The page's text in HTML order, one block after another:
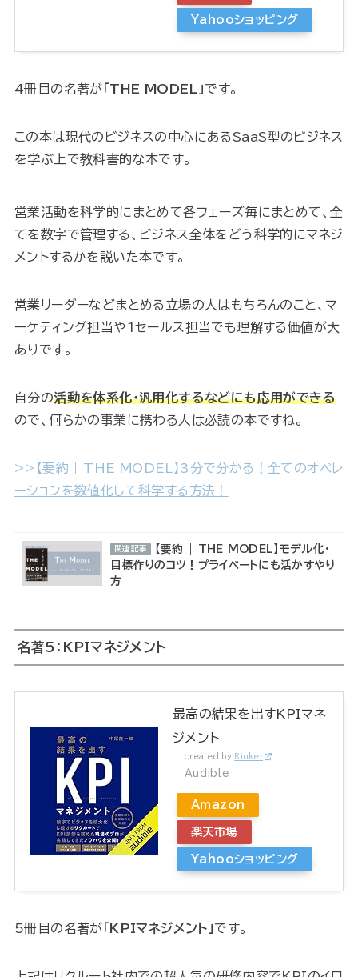
Yahooショッピング
4冊目の名著が 「THE MODEL」です。
この本は現代のビジネスの中心にあるSaaS型のビジネス
を学ぶ上で教科書的な本です。
営業活動を科学的にまとめて各フェーズ毎にまとめて、全
てを数字で管理する、ビジネス全体をどう科学的にマネジ
メントするかを説いた本です。
営業リーダーなどまとめる立場の人はもちろんのこと、マ
ーケティング担当や1セールス担当でも理解する価値が大
ありです。
自分の活動を体系化・汎用化するなどにも応用ができる
ので、何らかの事業に携わる人は必読の本ですね。
>>【要約 | THE MODEL】3分で分かる！全てのオペレ
ーションを数値化して科学する方法！
関連記事
【要約 | THE MODEL】モデル化・
目標作りのコツ！プライベートにも活かすやり
方
名著5：KPIマネジメント
最高の結果を出すKPIマネ
ジメント
created by Rinker
Audible
Amazon
楽天市場
Yahooショッピング
5冊目の名著が 「KPIマネジメント」です。